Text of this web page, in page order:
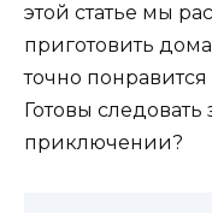
этой статье мы
приготовить
точно
Готовы
приключении?